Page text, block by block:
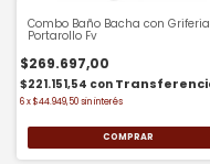
Combo Baño Bacha con
Portarollo Fv
$269.697,00
$221.151,54 con
6x$44.949,50sin interés